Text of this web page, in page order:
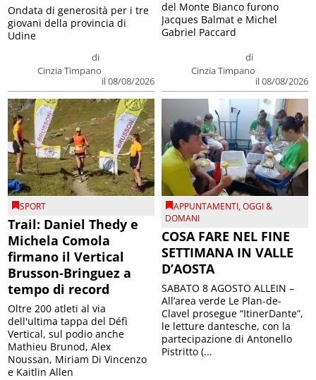
di
Cinzia Timpano
il 08/08/2026
Ondata di generosità per i tre
giovani della provincia di
Udine
di
Cinzia Timpano
il 08/08/2026
del Monte Bianco furono
Jacques Balmat e Michel
Gabriel Paccard
SPORT
Trail: Daniel Thedy e
Michela Comola
firmano il Vertical
Brusson-Bringuez a
tempo di record
Oltre 200 atleti al via
dell'ultima tappa del Défì
Vertical, sul podio anche
Mathieu Brunod, Alex
Noussan, Miriam Di Vincenzo
e Kaitlin Allen
APPUNTAMENTI,OGGI &
DOMANI
COSA FARE NEL FINE
SETTIMANA IN VALLE
D’AOSTA
SABATO 8 AGOSTO ALLEIN –
All’area verde Le Plan-de-
Clavel prosegue “ItinerDante”,
le letture dantesche, con la
partecipazione di Antonello
Pistritto (...